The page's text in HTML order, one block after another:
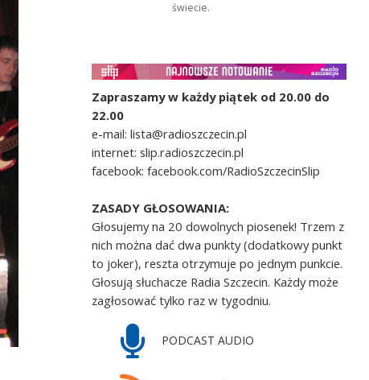
świecie.
Zapraszamy w każdy piątek od 20.00 do
22.00
e-mail: lista@radioszczecin.pl
internet: slip.radioszczecin.pl
facebook: facebook.com/RadioSzczecinSlip
ZASADY GŁOSOWANIA:
Głosujemy na 20 dowolnych piosenek! Trzem z
nich można dać dwa punkty (dodatkowy punkt
to joker), reszta otrzymuje po jednym punkcie.
Głosują słuchacze Radia Szczecin. Każdy może
zagłosować tylko raz w tygodniu.
PODCAST AUDIO